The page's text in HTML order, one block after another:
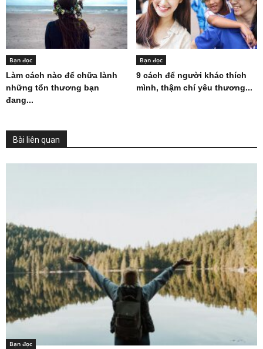
Bạn đọc
Làm cách nào để chữa lành
những tổn thương bạn
đang...
Bạn đọc
9 cách để người khác thích
mình, thậm chí yêu thương...
Bài liên quan
Bạn đọc